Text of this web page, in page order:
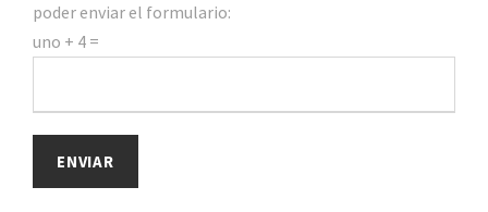
poder enviar el formulario:
uno + 4 =